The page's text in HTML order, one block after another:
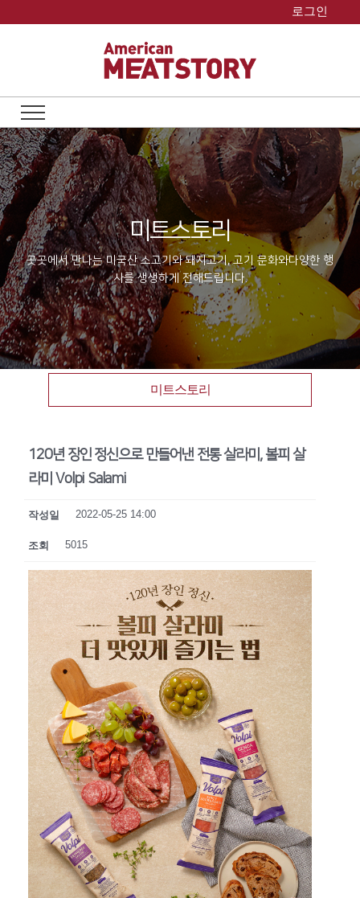
로그인
미트스토리
곳곳에서 만나는 미국산 소고기와 돼지고기, 고기 문화와다양한 행
사를 생생하게 전해드립니다.
미트스토리
120년 장인 정신으로 만들어낸 전통 살라미, 볼피 살
라미 Volpi Salami
작성일 2022-05-25 14:00
조회 5015